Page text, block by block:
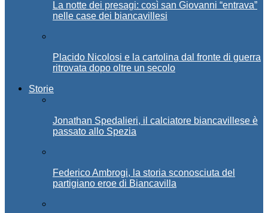
La notte dei presagi: così san Giovanni “entrava”
nelle case dei biancavillesi
Placido Nicolosi e la cartolina dal fronte di guerra
ritrovata dopo oltre un secolo
Storie
Jonathan Spedalieri, il calciatore biancavillese è
passato allo Spezia
Federico Ambrogi, la storia sconosciuta del
partigiano eroe di Biancavilla